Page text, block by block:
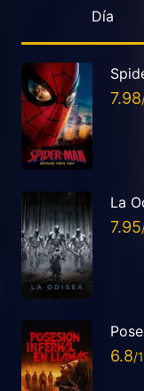
Día
7.98
La
7.95
6.8